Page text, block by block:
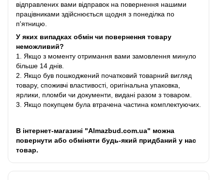
відправлених вами відправок на повернення нашими
працівниками здійснюється щодня з понеділка по
п'ятницю.
У яких випадках обмін чи повернення товару
неможливий?
1. Якщо з моменту отримання вами замовлення минуло
більше 14 днів.
2. Якщо був пошкоджений початковий товарний вигляд
товару, споживчі властивості, оригінальна упаковка,
ярлики, пломби чи документи, видані разом з товаром.
3. Якщо покупцем була втрачена частина комплектуючих.
В інтернет-магазині "Almazbud.com.ua" можна
повернути або обміняти будь-який придбаний у нас
товар.